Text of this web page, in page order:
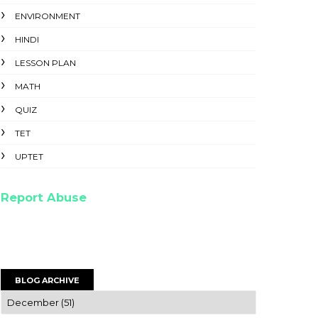
ENVIRONMENT
HINDI
LESSON PLAN
MATH
QUIZ
TET
UPTET
Report Abuse
BLOG ARCHIVE